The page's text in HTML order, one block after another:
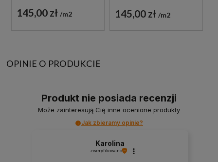
145,00 zł m2 145,00 zł m2
OPINIE O PRODUKCIE
Produkt nie posiada recenzji
Może zainteresują Cię inne ocenione produkty
Jak zbieramy opinie?
Karolina
zweryfikowano